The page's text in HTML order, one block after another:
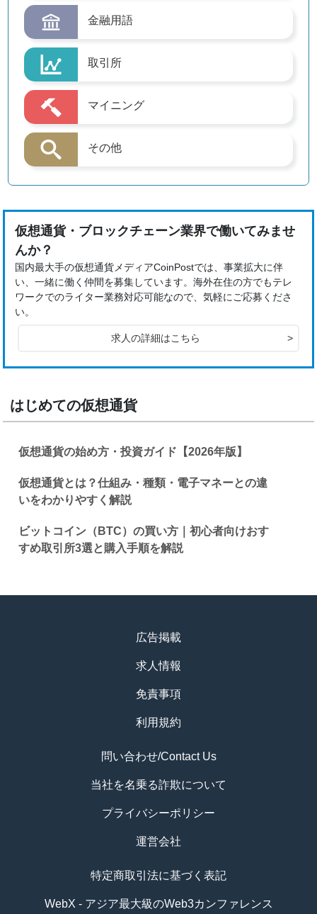
金融用語
取引所
マイニング
その他
仮想通貨・ブロックチェーン業界で働いてみませ
んか？
国内最大手の仮想通貨メディアCoinPostでは、事業拡大に伴
い、一緒に働く仲間を募集しています。海外在住の方でもテレ
ワークでのライター業務対応可能なので、気軽にご応募くださ
い。
求人の詳細はこちら >
はじめての仮想通貨
仮想通貨の始め方・投資ガイド【2026年版】
仮想通貨とは？仕組み・種類・電子マネーとの違
いをわかりやすく解説
ビットコイン（BTC）の買い方｜初心者向けおす
すめ取引所3選と購入手順を解説
広告掲載
求人情報
免責事項
利用規約
問い合わせ/Contact Us
当社を名乗る詐欺について
プライバシーポリシー
運営会社
特定商取引法に基づく表記
WebX - アジア最大級のWeb3カンファレンス